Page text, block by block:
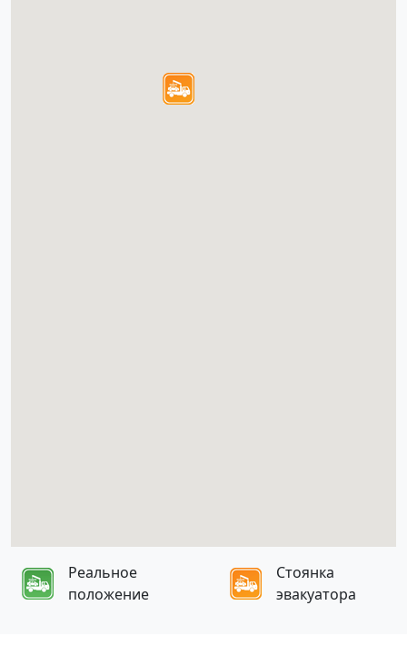
Реальное
положение
Стоянка
эвакуатора